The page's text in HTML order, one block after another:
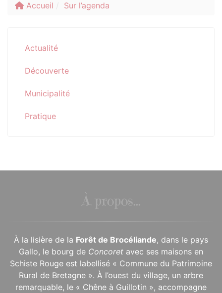
Accueil Sur l’agenda
Actualité
Découverte
Municipalité
Pratique
À propos...
À la lisière de la Forêt de Brocéliande, dans le pays
Gallo, le bourg de Concoret avec ses maisons en
Schiste Rouge est labellisé « Commune du Patrimoine
Rural de Bretagne ». À l’ouest du village, un arbre
remarquable, le « Chêne à Guillotin », accompagne